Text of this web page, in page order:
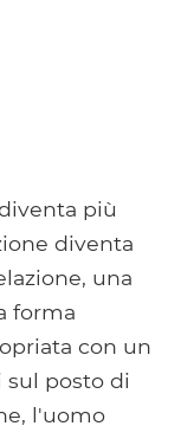
più
diventa
una
forma
con un
sul posto di
l'uomo